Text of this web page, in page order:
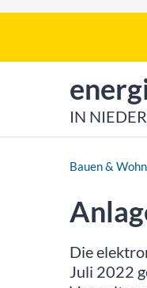
zur
IN
Bauen &
Die
Juli 2022